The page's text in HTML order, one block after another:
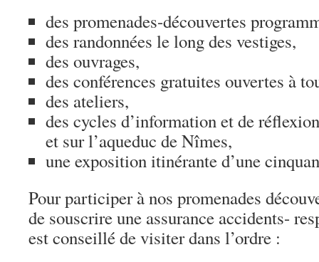
des promenades-découvertes
des randonnées le long des vestiges,
des ouvrages,
des conférences gratuites ouvertes à
des ateliers,
des cycles d’information et de
et sur l’aqueduc de Nîmes,
une exposition itinérante d’une
Pour participer à nos promenades
de souscrire une assurance accidents-
est conseillé de visiter dans l’ordre :